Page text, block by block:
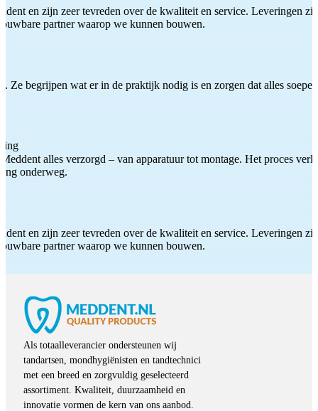
en zijn zeer tevreden over de kwaliteit en service. Leveringen
partner waarop we kunnen bouwen.
Ze begrijpen wat er in de praktijk nodig is en zorgen dat alles
alles verzorgd – van apparatuur tot montage. Het proces
onderweg.
en zijn zeer tevreden over de kwaliteit en service. Leveringen
partner waarop we kunnen bouwen.
Als totaalleverancier ondersteunen wij
tandartsen, mondhygiënisten en tandtechnici
met een breed en zorgvuldig geselecteerd
assortiment. Kwaliteit, duurzaamheid en
innovatie vormen de kern van ons aanbod.